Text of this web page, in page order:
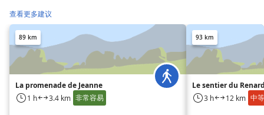
查看更多建议
89 km
La promenade de Jeanne
1 h 3.4 km 非常容易
93 km
Le sentier du
3 h 12 km 中等